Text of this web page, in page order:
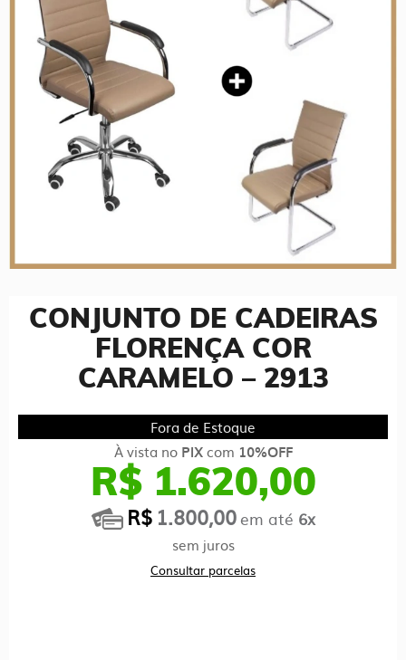
CONJUNTO DE CADEIRAS
FLORENÇA COR
CARAMELO – 2913
Fora de Estoque
À vista no PIXcom 10%OFF
R$ 1.620,00
R$ 1.800,00 em até 6x
sem juros
Consultar parcelas